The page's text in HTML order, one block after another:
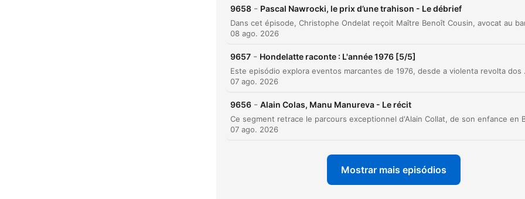
Destaques
00:03:38 · O médico legista identifica o tipo de arma utilizada
Ele se passava todo o tempo com uma acheta sobre
A jalousia, então, como moteur de esse crime? Isso é o
9658 - Pascal Nawrocki, le prix d’une trahison - Le débrief
08 ago. 2026
9657 - Hondelatte raconte : L'année 1976 [5/5]
Este episódio explora eventos marcantes de
07 ago. 2026
9656 - Alain Colas, Manu Manureva - Le récit
07 ago. 2026
Mostrar mais episódios